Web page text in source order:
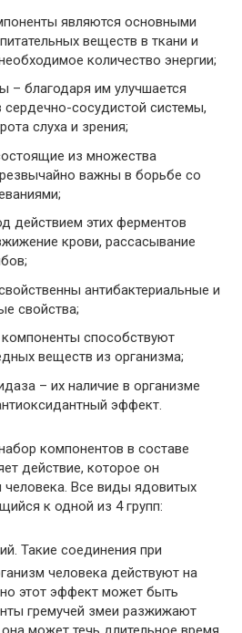
являются основными
веществ в ткани и
количество энергии;
– благодаря им улучшается
сердечно-сосудистой системы,
слуха и зрения;
из множества
важны в борьбе со
действием этих ферментов
крови, рассасывание
антибактериальные и
свойства;
способствуют
веществ из организма;
– их наличие в организме
эффект.
компонентов в составе
действие, которое он
человека. Все виды ядовитых
к одной из 4 групп:
Такие соединения при
человека действуют на
этот эффект может быть
гремучей змеи разжижают